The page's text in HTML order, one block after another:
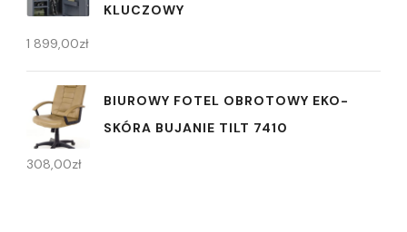
KLUCZOWY
1 899,00zł
BIUROWY FOTEL OBROTOWY EKO-
SKÓRA BUJANIE TILT 7410
308,00zł